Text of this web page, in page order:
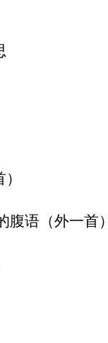
腹语（外一首